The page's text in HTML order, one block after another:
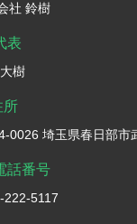
社 鈴樹
表
樹
所
0026 埼玉県春日部市
話番号
222-5117